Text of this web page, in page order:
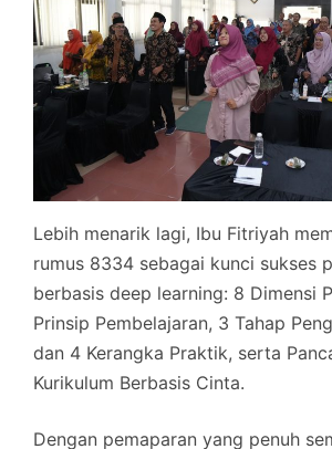
Lebih menarik lagi, Ibu Fitriyah
rumus 8334 sebagai kunci sukses
berbasis deep learning: 8 Dimensi
Prinsip Pembelajaran, 3 Tahap
dan 4 Kerangka Praktik, serta
Kurikulum Berbasis Cinta.
Dengan pemaparan yang penuh